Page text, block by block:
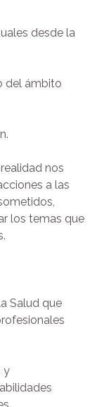
desde la
del ámbito
nos
a las
los temas que
Salud que
y